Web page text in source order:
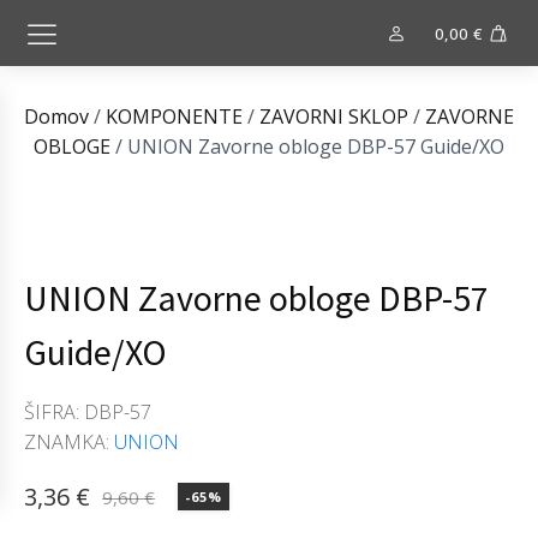
0,00 €
Domov/ KOMPONENTE/ ZAVORNI SKLOP / ZAVORNE
OBLOGE/ UNION Zavorne obloge DBP-57 Guide/XO
UNION Zavorne obloge DBP-57
Guide/XO
ŠIFRA: DBP-57
ZNAMKA: UNION
9,60€
Izvirna
3,36 €
Trenutna
-65%
Zavorne
obloge
DBP-
57
Guide/XO
količina